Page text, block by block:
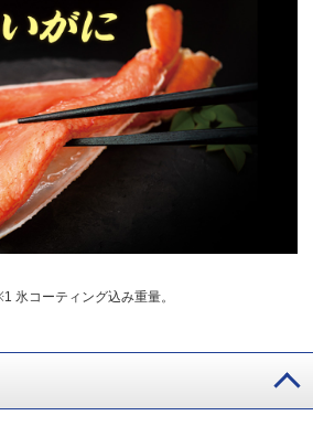
氷コーティング込み重量。